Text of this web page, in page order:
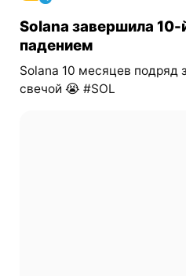
Solana завершила
падением
Solana 10 месяцев подряд
свечой 😭 #SOL